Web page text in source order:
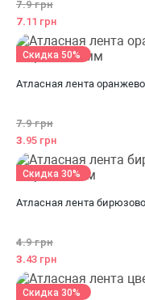
7.9 грн
7.11 грн
Атласная лента
7.9 грн
3.95 грн
Скидка 50%
Атласная лента
4.9 грн
3.43 грн
Скидка 30%
Скидка 30%